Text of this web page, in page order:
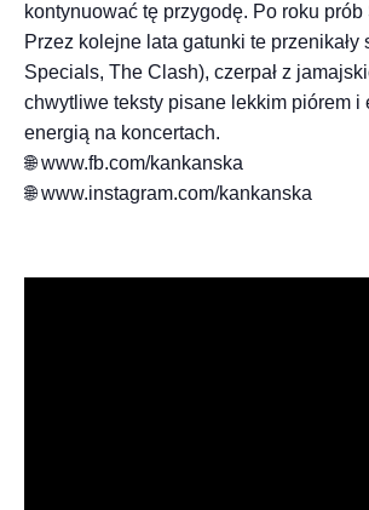
kontynuować tę przygodę. Po roku
Przez kolejne lata gatunki te
Specials, The Clash), czerpał z
chwytliwe teksty pisane lekkim piórem i
energią na koncertach.
🌐 www.fb.com/kankanska
🌐 www.instagram.com/kankanska